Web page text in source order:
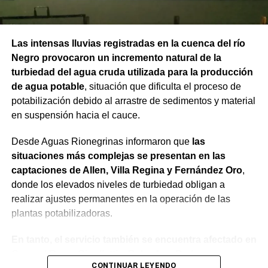
Las intensas lluvias registradas en la cuenca del río
Negro provocaron un incremento natural de la
turbiedad del agua cruda utilizada para la producción
de agua potable, situación que dificulta el proceso de
potabilización debido al arrastre de sedimentos y material
en suspensión hacia el cauce.
Desde Aguas Rionegrinas informaron que las
situaciones más complejas se presentan en las
captaciones de Allen, Villa Regina y Fernández Oro,
donde los elevados niveles de turbiedad obligan a
realizar ajustes permanentes en la operación de las
plantas potabilizadoras.
General Roca, Cipolletti y Balsa Las Perlas,
CONTINUAR LEYENDO